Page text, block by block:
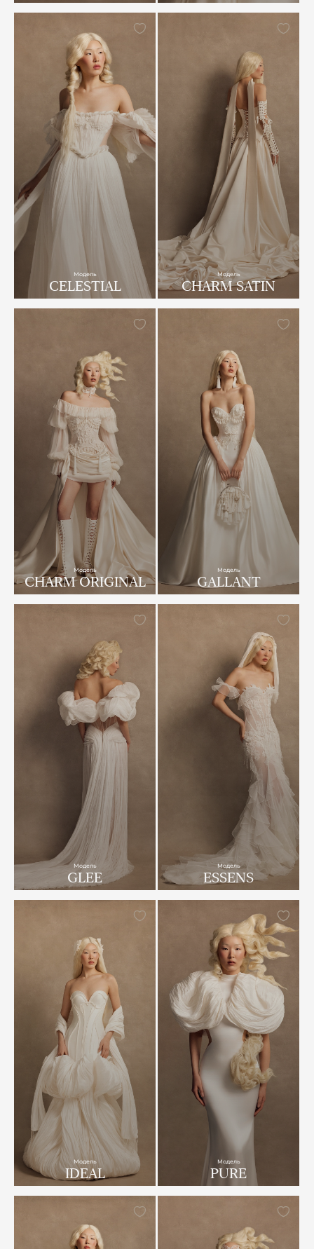
Модель
CELESTIAL
Модель
CHARM SATIN
Модель
CHARM ORIGINAL
Модель
GALLANT
Модель
GLEE
Модель
ESSENS
Модель
IDEAL
Модель
PURE